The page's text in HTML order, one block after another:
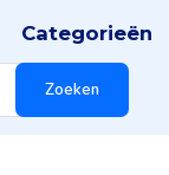
Zoeken
Categorieën